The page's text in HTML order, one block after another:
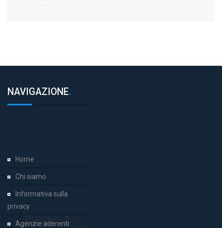
NAVIGAZIONE.
Home
Chi siamo
Informativa sulla
privacy
Agenzie aderenti